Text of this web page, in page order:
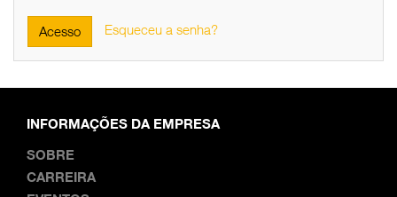
Acesso Esqueceu a senha?
INFORMAÇÕES DA EMPRESA
SOBRE
CARREIRA